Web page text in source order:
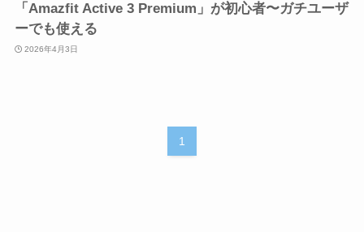
「Amazfit Active 3 Premium」が初心者〜ガチユーザ
ーでも使える
2026年4月3日
1